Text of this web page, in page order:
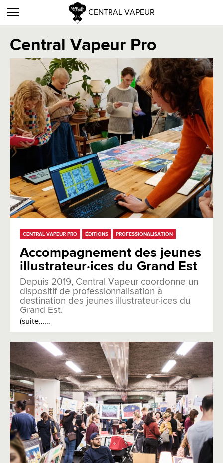
CENTRAL VAPEUR
Central Vapeur Pro
CENTRAL VAPEUR PRO ÉDITIONS PROFESSIONALISATION
Accompagnement des jeunes
illustrateur·ices du Grand Est
Depuis 2019, Central Vapeur coordonne un
dispositif de professionnalisation à
destination des jeunes illustrateur·ices du
Grand Est.
(suite…...